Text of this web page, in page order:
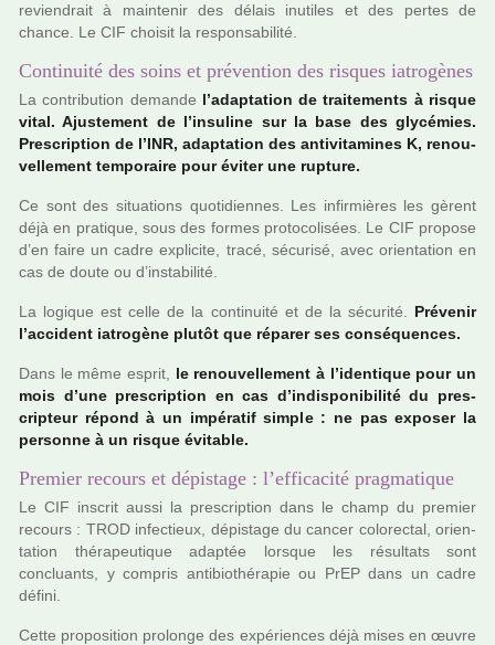
revien­drait à main­te­nir des délais inu­ti­les et des pertes de
chance. Le CIF choi­sit la res­pon­sa­bi­lité.
Continuité des soins et prévention des risques iatrogènes
La contri­bu­tion demande l’adap­ta­tion de trai­te­ments à risque
vital. Ajustement de l’insu­line sur la base des gly­cé­mies.
Prescription de l’INR, adap­ta­tion des anti­vi­ta­mi­nes K, renou­
vel­le­ment tem­po­raire pour éviter une rup­ture.
Ce sont des situa­tions quo­ti­dien­nes. Les infir­miè­res les gèrent
déjà en pra­ti­que, sous des formes pro­to­co­li­sées. Le CIF pro­pose
d’en faire un cadre expli­cite, tracé, sécu­risé, avec orien­ta­tion en
cas de doute ou d’ins­ta­bi­lité.
La logi­que est celle de la conti­nuité et de la sécu­rité. Prévenir
l’acci­dent iatro­gène plutôt que répa­rer ses consé­quen­ces.
Dans le même esprit, le renou­vel­le­ment à l’iden­ti­que pour un
mois d’une pres­crip­tion en cas d’indis­po­ni­bi­lité du pres­
crip­teur répond à un impé­ra­tif simple : ne pas expo­ser la
per­sonne à un risque évitable.
Premier recours et dépistage : l’efficacité pragmatique
Le CIF ins­crit aussi la pres­crip­tion dans le champ du pre­mier
recours : TROD infec­tieux, dépis­tage du cancer colo­rec­tal, orien­
ta­tion thé­ra­peu­ti­que adap­tée lors­que les résul­tats sont
concluants, y com­pris anti­bio­thé­ra­pie ou PrEP dans un cadre
défini.
Cette pro­po­si­tion pro­longe des expé­rien­ces déjà mises en œuvre